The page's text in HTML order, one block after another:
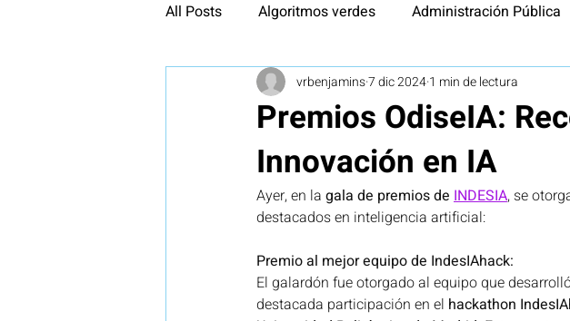
All Posts Algoritmos verdes Administración Pública
Bioética y neuroética Blog Divulgación
IA Inclusiva Formación Finanzas
Investigación Noticias Portada
Vigilancia tecnológica e innovación Sostenibilidad
Premios OdiseIA:
Innovación en IA
vrbenjamins7 dic 20241 min de lectura
Ayer, en la gala de premios de INDESIA, se
destacados en inteligencia artificial:
Premio al mejor equipo de IndesIAhack:
El galardón fue otorgado al equipo que
destacada participación en el hackathon